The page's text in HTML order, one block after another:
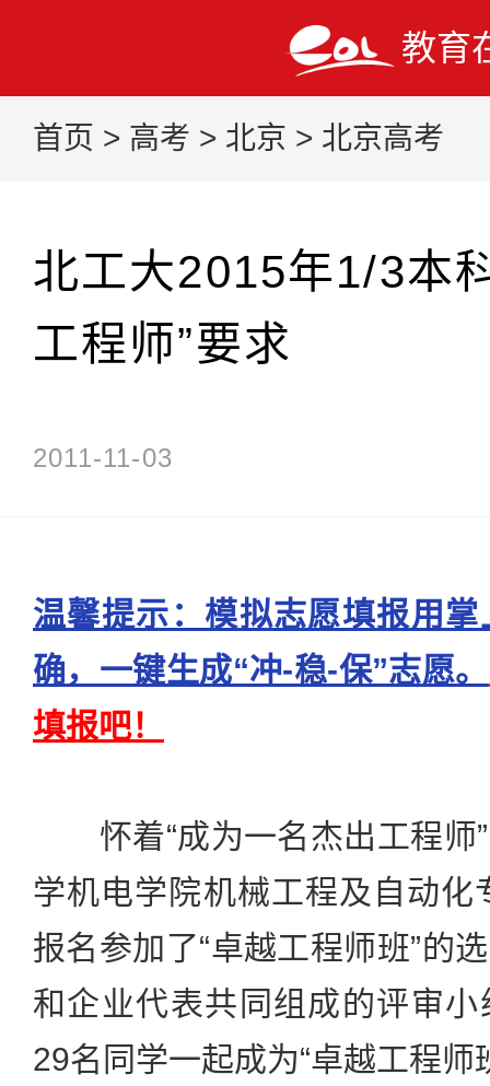
教育
首页 > 高考 > 北京 > 北京高考
北工大2015年1/3本
工程师”要求
2011-11-03
温馨提示：模拟志愿填报用
确，一键生成“冲-稳-保”志愿。
填报吧！
怀着“成为一名杰出工程师”
学机电学院机械工程及自动化
报名参加了“卓越工程师班”的
和企业代表共同组成的评审
29名同学一起成为“卓越工程师